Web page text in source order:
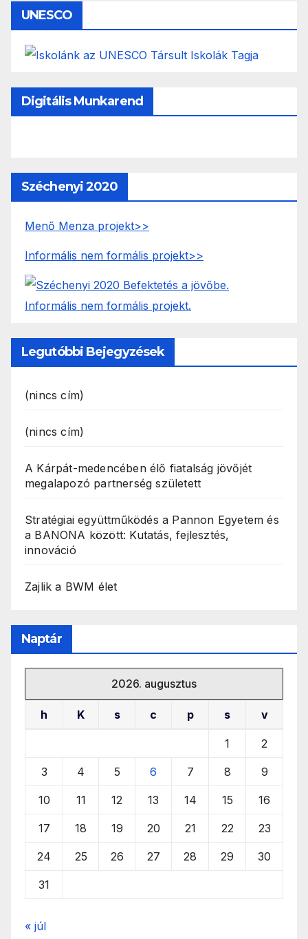
UNESCO
Digitális Munkarend
Széchenyi 2020
Menő Menza projekt>>
Informális nem formális projekt>>
Legutóbbi Bejegyzések
(nincs cím)
(nincs cím)
A Kárpát-medencében élő fiatalság jövőjét
megalapozó partnerség született
Stratégiai együttműködés a Pannon Egyetem és
a BANONA között: Kutatás, fejlesztés,
innováció
Zajlik a BWM élet
Naptár
2026. augusztus
h K s c p s v
1 2
3 4 5 6 7 8 9
10 11 12 13 14 15 16
17 18 19 20 21 22 23
24 25 26 27 28 29 30
31
« júl